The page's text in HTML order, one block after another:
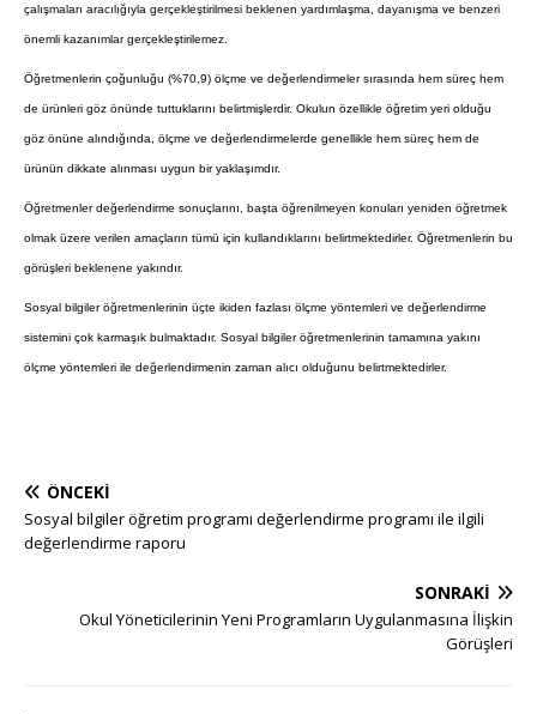
çalışmaları aracılığıyla gerçekleştirilmesi beklenen yardımlaşma, dayanışma ve benzeri
önemli kazanımlar gerçekleştirilemez.
Öğretmenlerin çoğunluğu (%70,9) ölçme ve değerlendirmeler sırasında hem süreç hem
de ürünleri göz önünde tuttuklarını belirtmişlerdir. Okulun özellikle öğretim yeri olduğu
göz önüne alındığında, ölçme ve değerlendirmelerde genellikle hem süreç hem de
ürünün dikkate alınması uygun bir yaklaşımdır.
Öğretmenler değerlendirme sonuçlarını, başta öğrenilmeyen konuları yeniden öğretmek
olmak üzere verilen amaçların tümü için kullandıklarını belirtmektedirler. Öğretmenlerin bu
görüşleri beklenene yakındır.
Sosyal bilgiler öğretmenlerinin üçte ikiden fazlası ölçme yöntemleri ve değerlendirme
sistemini çok karmaşık bulmaktadır. Sosyal bilgiler öğretmenlerinin tamamına yakını
ölçme yöntemleri ile değerlendirmenin zaman alıcı olduğunu belirtmektedirler.
ÖNCEKI
Sosyal bilgiler öğretim programı değerlendirme programı ile ilgili
değerlendirme raporu
SONRAKI
Okul Yöneticilerinin Yeni Programların Uygulanmasına İlişkin
Görüşleri